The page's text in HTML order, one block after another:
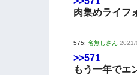
肉集めライフ
575: 名無しさん 2021/
>>571
もう一年でエ